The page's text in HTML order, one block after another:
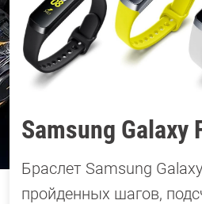
Samsung
Браслет Samsung
пройденных шагов,